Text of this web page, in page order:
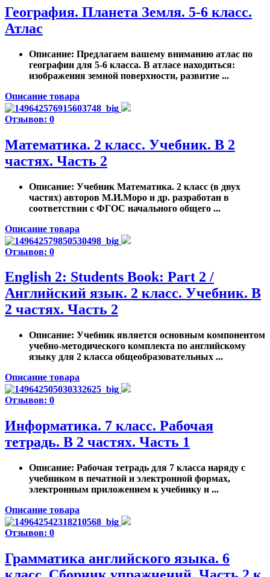
География. Планета Земля. 5-6 класс.
Атлас
Описание: Предлагаем вашему вниманию атлас по
географии для 5-6 класса. В атласе находиться:
изображения земной поверхности, развитие ...
Описание товара
Отзывов: 0
Математика. 2 класс. Учебник. В 2
частях. Часть 2
Описание: Учебник Математика. 2 класс (в двух
частях) авторов М.И.Моро и др. разработан в
соответствии с ФГОС начального общего ...
Описание товара
Отзывов: 0
English 2: Students Book: Part 2 /
Английский язык. 2 класс. Учебник. В
2 частях. Часть 2
Описание: Учебник является основным компонентом
учебно-методического комплекта по английскому
языку для 2 класса общеобразовательных ...
Описание товара
Отзывов: 0
Информатика. 7 класс. Рабочая
тетрадь. В 2 частях. Часть 1
Описание: Рабочая тетрадь для 7 класса наряду с
учебником в печатной и электронной формах,
электронным приложением к учебнику и ...
Описание товара
Отзывов: 0
Грамматика английского языка. 6